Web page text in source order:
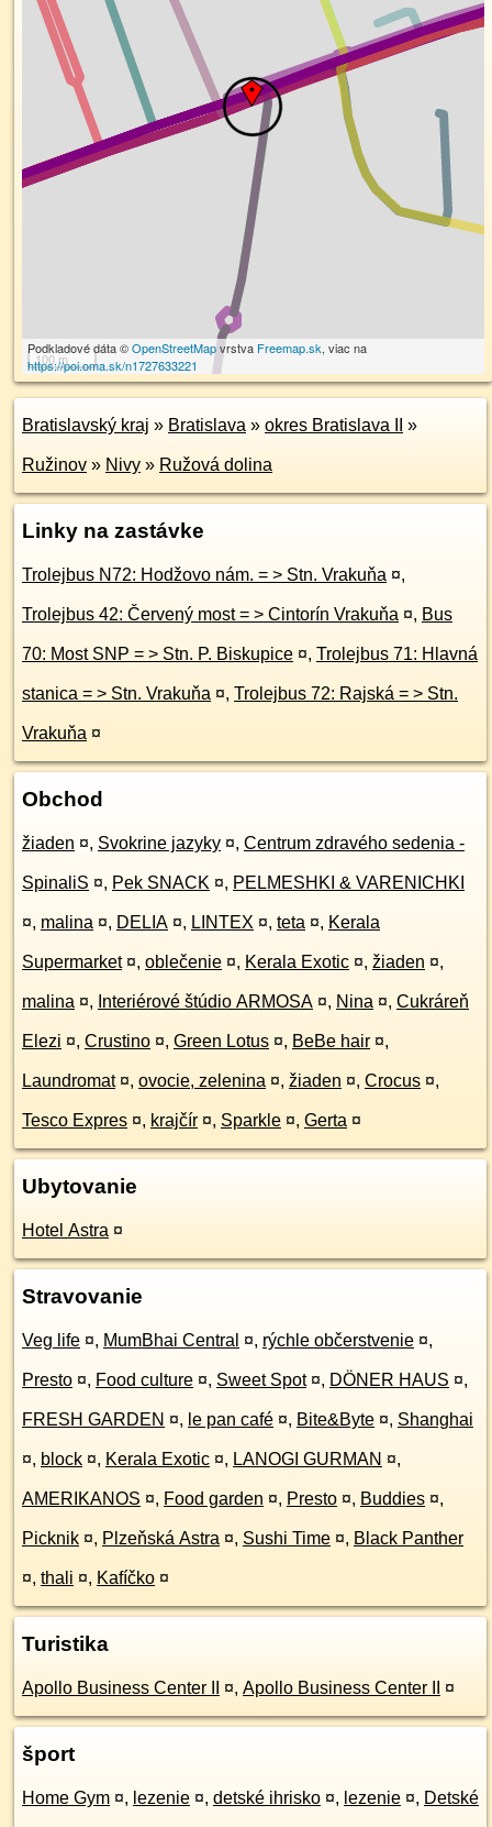
100 m
Podkladové dáta ©OpenStreetMapvrstva Freemap.sk, viac na
https://poi.oma.sk/n1727633221
Bratislavský kraj » Bratislava » okres Bratislava II »
Ružinov » Nivy » Ružová dolina
Linky na zastávke
Trolejbus N72: Hodžovo nám. = > Stn. Vrakuňa ¤,
Trolejbus 42: Červený most = > Cintorín Vrakuňa ¤, Bus
70: Most SNP = > Stn. P. Biskupice ¤, Trolejbus 71: Hlavná
stanica = > Stn. Vrakuňa ¤, Trolejbus 72: Rajská = > Stn.
Vrakuňa ¤
Obchod
žiaden ¤, Svokrine jazyky ¤, Centrum zdravého sedenia -
SpinaliS ¤, Pek SNACK ¤, PELMESHKI & VARENICHKI
¤, malina ¤, DELIA ¤, LINTEX ¤, teta ¤, Kerala
Supermarket ¤, oblečenie ¤, Kerala Exotic ¤, žiaden ¤,
malina ¤, Interiérové štúdio ARMOSA ¤, Nina ¤, Cukráreň
Elezi ¤, Crustino ¤, Green Lotus ¤, BeBe hair ¤,
Laundromat ¤, ovocie, zelenina ¤, žiaden ¤, Crocus ¤,
Tesco Expres ¤, krajčír ¤, Sparkle ¤, Gerta ¤
Ubytovanie
Hotel Astra ¤
Stravovanie
Veg life ¤, MumBhai Central ¤, rýchle občerstvenie ¤,
Presto ¤, Food culture ¤, Sweet Spot ¤, DÖNER HAUS ¤,
FRESH GARDEN ¤, le pan café ¤, Bite&Byte ¤, Shanghai
¤, block ¤, Kerala Exotic ¤, LANOGI GURMAN ¤,
AMERIKANOS ¤, Food garden ¤, Presto ¤, Buddies ¤,
Picknik ¤, Plzeňská Astra ¤, Sushi Time ¤, Black Panther
¤, thali ¤, Kafíčko ¤
Turistika
Apollo Business Center II ¤, Apollo Business Center II ¤
šport
Home Gym ¤, lezenie ¤, detské ihrisko ¤, lezenie ¤, Detské